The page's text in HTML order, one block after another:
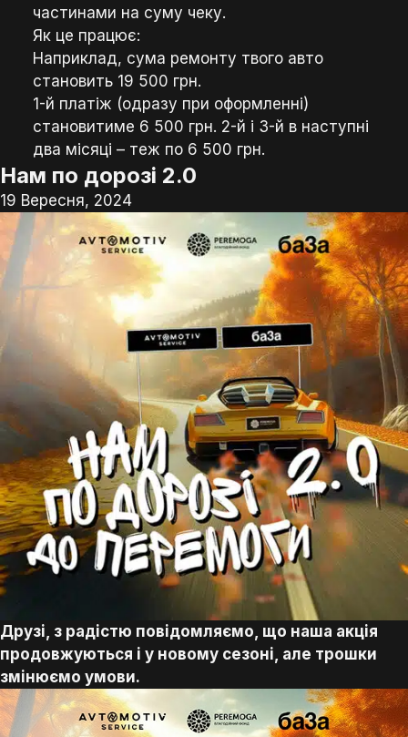
частинами на суму чеку.
Як це працює:
Наприклад, сума ремонту твого авто
становить 19 500 грн.
1-й платіж (одразу при оформленні)
становитиме 6 500 грн. 2-й і 3-й в наступні
два місяці – теж по 6 500 грн.
Нам по дорозі 2.0
19 Вересня, 2024
Друзі, з радістю повідомляємо, що наша акція
продовжуються і у новому сезоні, але трошки
змінюємо умови.